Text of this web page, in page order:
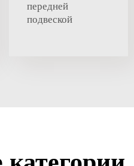
передней
подвеской